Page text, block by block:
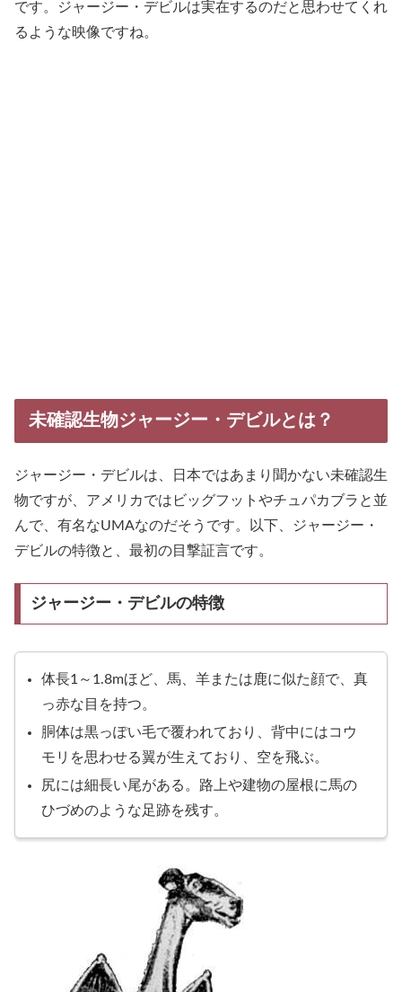
です。ジャージー・デビルは実在するのだと思わせてくれ
るような映像ですね。
未確認生物ジャージー・デビルとは？
ジャージー・デビルは、日本ではあまり聞かない未確認生
物ですが、アメリカではビッグフットやチュパカブラと並
んで、有名なUMAなのだそうです。以下、ジャージー・
デビルの特徴と、最初の目撃証言です。
ジャージー・デビルの特徴
体長1～1.8mほど、馬、羊または鹿に似た顔で、真
っ赤な目を持つ。
胴体は黒っぽい毛で覆われており、背中にはコウ
モリを思わせる翼が生えており、空を飛ぶ。
尻には細長い尾がある。路上や建物の屋根に馬の
ひづめのような足跡を残す。